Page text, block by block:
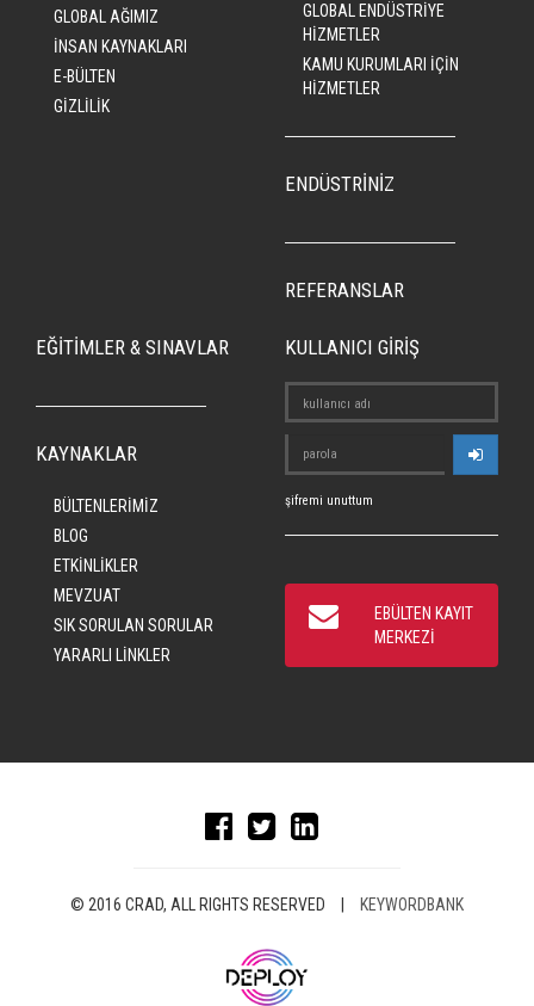
GLOBAL AĞIMIZ
İNSAN KAYNAKLARI
E-BÜLTEN
GİZLİLİK
GLOBAL ENDÜSTRİYE
HİZMETLER
KAMU KURUMLARI İÇİN
HİZMETLER
ENDÜSTRİNİZ
REFERANSLAR
EĞİTİMLER & SINAVLAR
KAYNAKLAR
BÜLTENLERİMİZ
BLOG
ETKİNLİKLER
MEVZUAT
SIK SORULAN SORULAR
YARARLI LİNKLER
KULLANICI GİRİŞ
şifremi unuttum
EBÜLTEN KAYIT
MERKEZİ
© 2016 CRAD, ALL RIGHTS RESERVED KEYWORDBANK